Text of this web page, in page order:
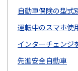
自動車保険の型式
運転中のスマホ使
インターチェンジ
先進安全自動車